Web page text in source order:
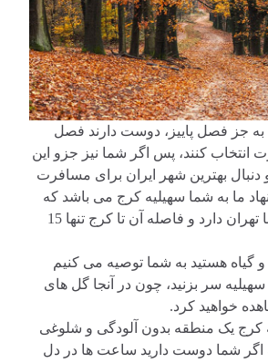
به جز فصل پاییز، دوست دارند فصل
انتخاب کنند، پس اگر شما نیز جزو این
دنبال بهترین شهر ایران برای مسافرت
ما به شما سهیلیه کرج می باشد که
فاصله بسیار کمی با تهران دارد و فاصله آن تا کرج تنها 15
گیاه هستید به شما توصیه می کنیم
سهیلیه سر بزنید، چون در آنجا گل های
خواهید کرد.
کرج یک منطقه بدون آلودگی و شلوغی
شما دوست دارید ساعت ها در دل